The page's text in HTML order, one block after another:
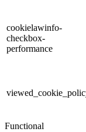
cookielawinfo-
checkbox-
performance
Functional